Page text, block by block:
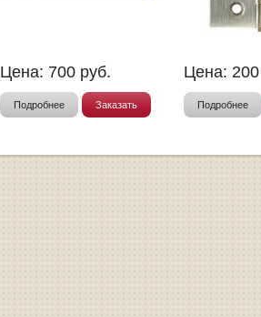
Цена: 700 руб.
Подробнее Заказать
Цена: 200
Подробнее